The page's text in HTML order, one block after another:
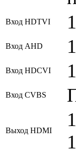
Вход HDTVI
Вход AHD
Вход HDCVI
Вход CVBS
Выход HDMI